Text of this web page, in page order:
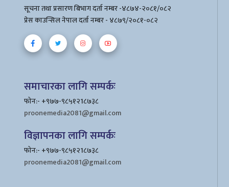
सूचना तथा प्रसारण बिभाग दर्ता नम्बर -४८७४-२०८१/०८२
प्रेस काउन्सिल नेपाल दर्ता नम्बर - ४८७९/२०८१-०८२
समाचारका लागि सम्पर्कः
फोन:- +९७७-९८५१२1८७३८
proonemedia2081@gmail.com
विज्ञापनका लागि सम्पर्कः
फोन:- +९७७-९८५१२1८७३८
proonemedia2081@gmail.com